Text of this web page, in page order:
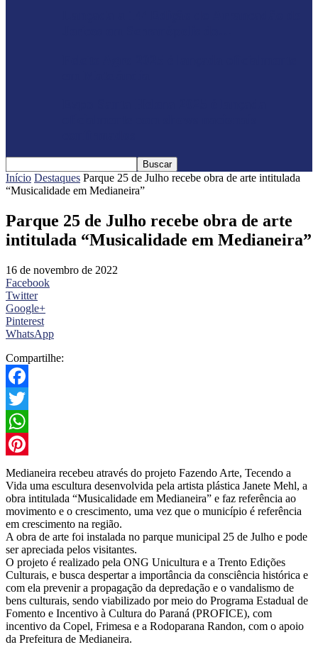
Início Destaques Parque 25 de Julho recebe obra de arte intitulada
“Musicalidade em Medianeira”
Parque 25 de Julho recebe obra de arte
intitulada “Musicalidade em Medianeira”
16 de novembro de 2022
Facebook
Twitter
Google+
Pinterest
WhatsApp
Compartilhe:
Facebook
Twitter
WhatsApp
Pinterest
Medianeira recebeu através do projeto Fazendo Arte, Tecendo a
Vida uma escultura desenvolvida pela artista plástica Janete Mehl, a
obra intitulada “Musicalidade em Medianeira” e faz referência ao
movimento e o crescimento, uma vez que o município é referência
em crescimento na região.
A obra de arte foi instalada no parque municipal 25 de Julho e pode
ser apreciada pelos visitantes.
O projeto é realizado pela ONG Unicultura e a Trento Edições
Culturais, e busca despertar a importância da consciência histórica e
com ela prevenir a propagação da depredação e o vandalismo de
bens culturais, sendo viabilizado por meio do Programa Estadual de
Fomento e Incentivo à Cultura do Paraná (PROFICE), com
incentivo da Copel, Frimesa e a Rodoparana Randon, com o apoio
da Prefeitura de Medianeira.